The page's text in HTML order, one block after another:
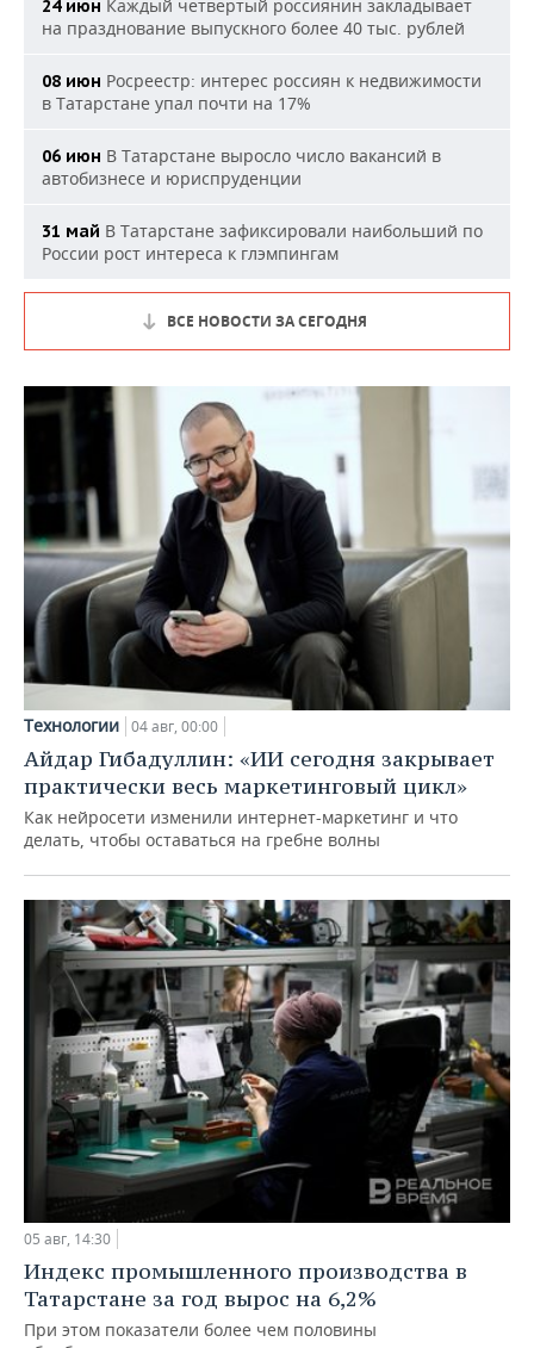
24 июн Каждый четвертый россиянин закладывает
на празднование выпускного более 40 тыс. рублей
08 июн Росреестр: интерес россиян к недвижимости
в Татарстане упал почти на 17%
06 июн В Татарстане выросло число вакансий в
автобизнесе и юриспруденции
31 май В Татарстане зафиксировали наибольший по
России рост интереса к глэмпингам
ВСЕ НОВОСТИ ЗА СЕГОДНЯ
Технологии 04 авг, 00:00
Айдар Гибадуллин: «ИИ сегодня закрывает
практически весь маркетинговый цикл»
Как нейросети изменили интернет-маркетинг и что
делать, чтобы оставаться на гребне волны
05 авг, 14:30
Индекс промышленного производства в
Татарстане за год вырос на 6,2%
При этом показатели более чем половины